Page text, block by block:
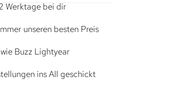
Werktage bei dir
unseren besten Preis
Buzz Lightyear
ins All geschickt